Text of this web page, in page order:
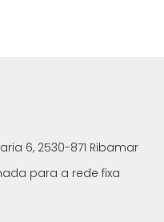
6, 2530-871 Ribamar
para a rede fixa